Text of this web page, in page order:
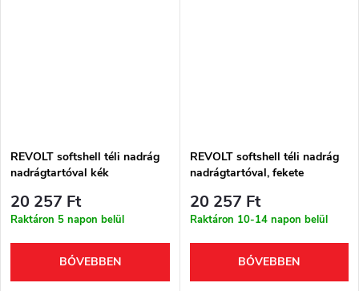
REVOLT softshell téli nadrág
nadrágtartóval kék
20 257 Ft
Raktáron 5 napon belül
BŐVEBBEN
REVOLT softshell téli nadrág
nadrágtartóval, fekete
20 257 Ft
Raktáron 10-14 napon belül
BŐVEBBEN